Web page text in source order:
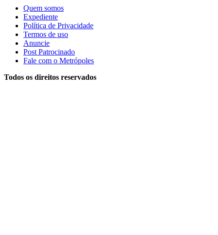
Quem somos
Expediente
Política de Privacidade
Termos de uso
Anuncie
Post Patrocinado
Fale com o Metrópoles
Todos os direitos reservados